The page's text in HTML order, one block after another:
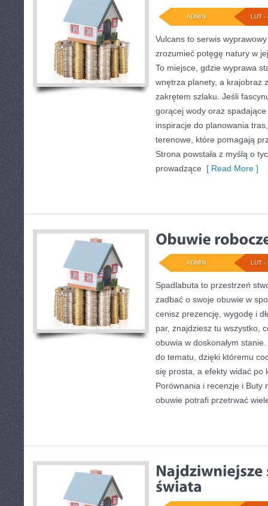
LUT -
ADMIN
Vulcans to serwis
zrozumieć potęgę natury w
To miejsce, gdzie wyprawa
wnętrza planety, a krajobraz
zakrętem szlaku. Jeśli
gorącej wody oraz
inspiracje do planowania
terenowe, które pomagają
Strona powstała z myślą o
prowadzące [ Read More ]
LUT -
ADMIN
Spadlabuta to przestrzeń
zadbać o swoje obuwie w
cenisz prezencję, wygodę i
par, znajdziesz tu wszystko,
obuwia w doskonałym
do tematu, dzięki któremu
się prosta, a efekty widać po
Porównania i recenzje i Buty
obuwie potrafi przetrwać